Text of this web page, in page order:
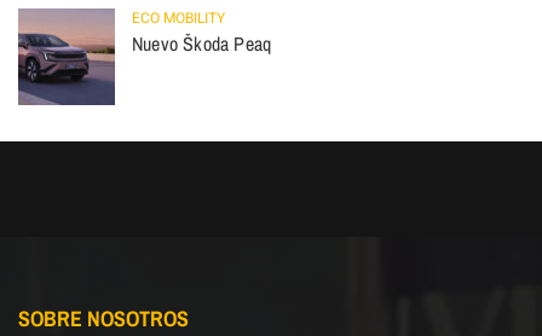
ECO MOBILITY
Nuevo Škoda Peaq
SOBRE NOSOTROS